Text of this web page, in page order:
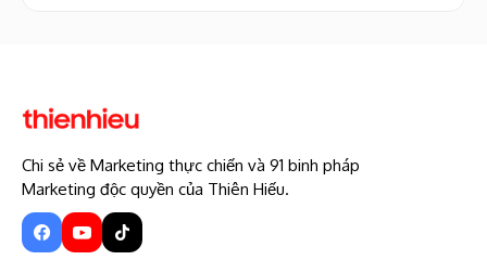
Chi sẻ về Marketing thực chiến và 91 binh pháp
Marketing độc quyền của Thiên Hiếu.